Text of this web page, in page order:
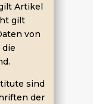
Artikel
gilt
von
sind
der